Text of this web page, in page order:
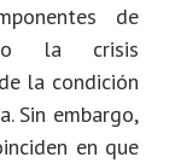
de
la crisis
la condición
Sin embargo,
en que